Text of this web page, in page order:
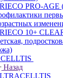
PRO-AGE
10+
Назад